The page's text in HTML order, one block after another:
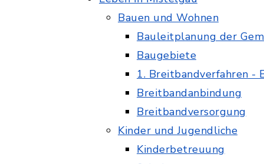
Bauen und Wohnen
Bauleitplanung der
Baugebiete
1. Breitbandverfahren -
Breitbandanbindung
Breitbandversorgung
Kinder und Jugendliche
Kinderbetreuung